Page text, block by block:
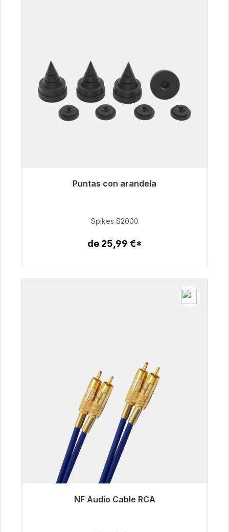
Puntas con arandela
Listo para envío inmediato, plazo de entrega
51,49 €
Spikes S2000
de 25,99 €*
NF Audio Cable RCA
Listo para envío inmediato, plazo de entrega